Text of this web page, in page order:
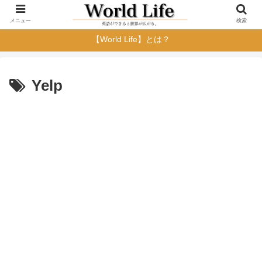
【World Life】とは？
Yelp
メニュー 検索